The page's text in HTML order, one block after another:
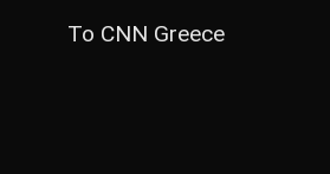
Το CNN Greece